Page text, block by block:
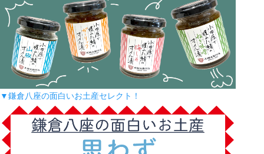
▼鎌倉八座の面白いお土産セレクト！